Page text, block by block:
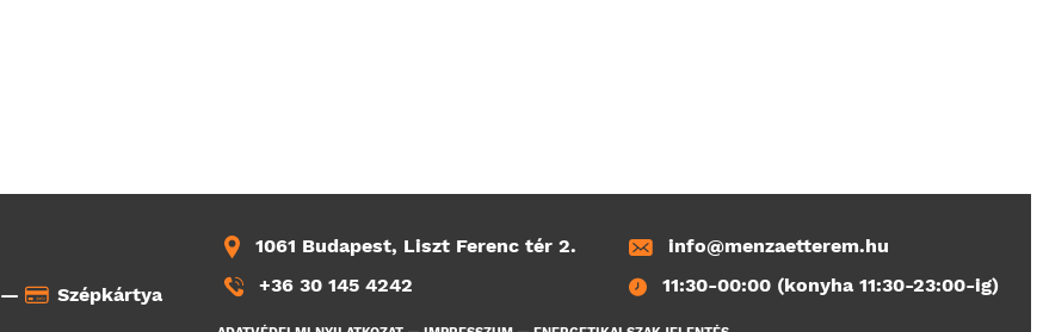
— Szépkártya
1061 Budapest, Liszt Ferenc tér 2.
+36 30 145 4242
info@menzaetterem.hu
11:30-00:00 (konyha 11:30-23:00-ig)